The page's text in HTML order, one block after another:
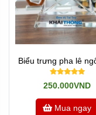
Còn nếu không
các bạn kinh
Các bạn có thể
ỷ niệm chương
Tham khảoVề
Biểu trưng pha lê
250.000VND
Mua ngay